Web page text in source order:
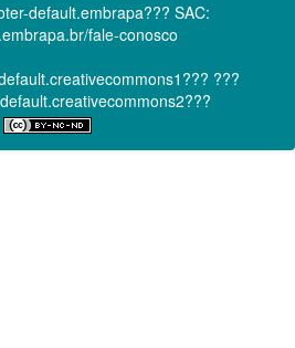
default.embrapa??? SAC:
fale-conosco
???